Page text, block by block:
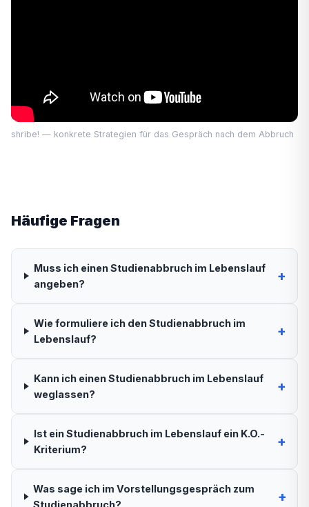
shribe! — konkrete Strategien für das Gespräch nach dem Abbruch
Häufige Fragen
Muss ich einen Studienabbruch im Lebenslauf
angeben?
+
Wie formuliere ich den Studienabbruch im
Lebenslauf?
+
Kann ich einen Studienabbruch im Lebenslauf
weglassen?
+
Ist ein Studienabbruch im Lebenslauf ein K.O.-
Kriterium?
+
Was sage ich im Vorstellungsgespräch zum
Studienabbruch?
+